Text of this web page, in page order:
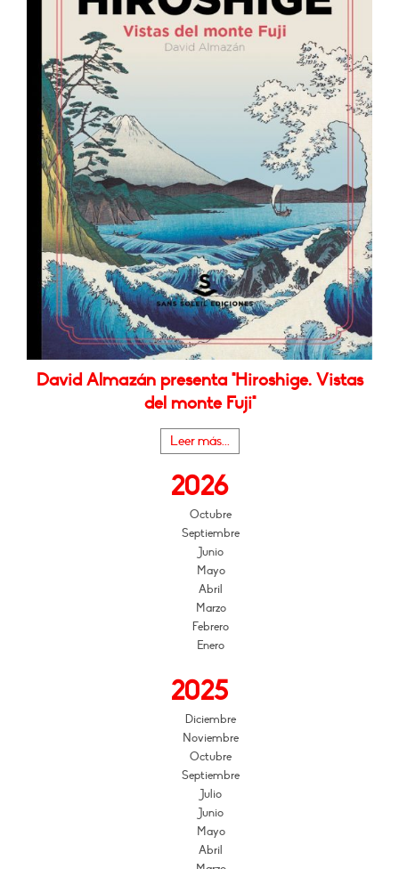
David Almazán presenta "Hiroshige. Vistas
del monte Fuji"
Leer más...
2026
Octubre
Septiembre
Junio
Mayo
Abril
Marzo
Febrero
Enero
2025
Diciembre
Noviembre
Octubre
Septiembre
Julio
Junio
Mayo
Abril